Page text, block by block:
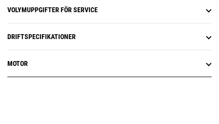
VOLYMUPPGIFTER FÖR SERVICE
DRIFTSPECIFIKATIONER
MOTOR